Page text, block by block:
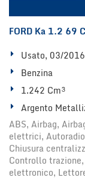
FORD Ka 1.2 69
Usato, 03/2016
Benzina
1.242 Cm³
Argento
ABS, Airbag,
elettrici,
Chiusura
Controllo
elettronico,